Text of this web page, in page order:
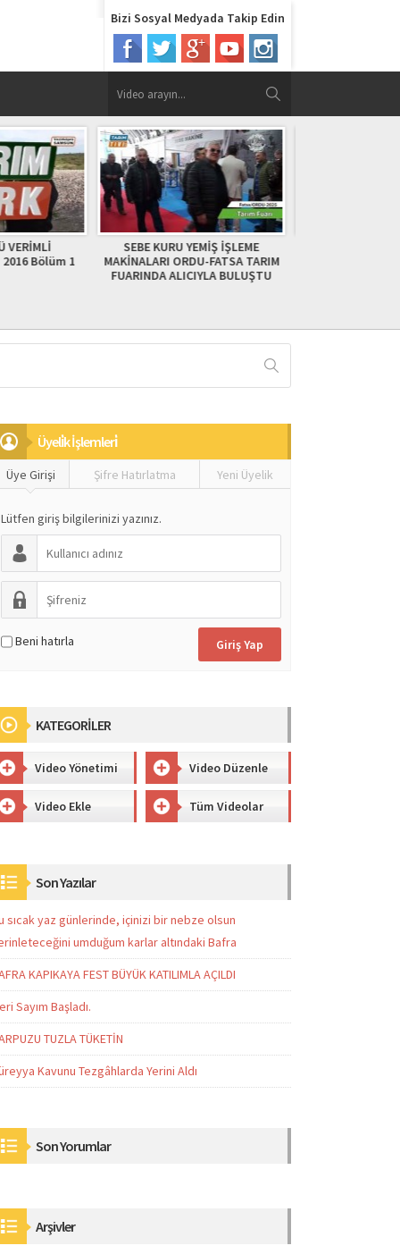
Bizi Sosyal Medyada Takip Edin
İŞLEME
FATSA TARIM
AMASYA AYTEN ÇOL KÖY TV
VERİMLİ TOPRAKLARIMIZ 2011
Üyeli̇k İşlemleri̇
Üye Girişi Şifre Hatırlatma Yeni Üyelik
Lütfen giriş bilgilerinizi yazınız.
Beni hatırla
KATEGORİLER
Video Yönetimi Video Düzenle
Video Ekle Tüm Videolar
Son Yazılar
sıcak yaz günlerinde, içinizi bir nebze olsun
umduğum karlar altındaki Bafra
KAPIKAYA FEST BÜYÜK KATILIMLA AÇILDI
Sayım Başladı.
TUZLA TÜKETİN
Kavunu Tezgâhlarda Yerini Aldı
Son Yorumlar
Arşivler